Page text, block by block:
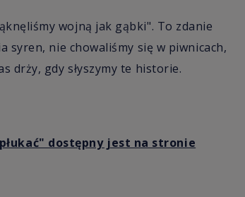
wojną jak gąbki". To zdanie
syren, nie chowaliśmy się w piwnicach,
drży, gdy słyszymy te historie.
dostępny jest na stronie